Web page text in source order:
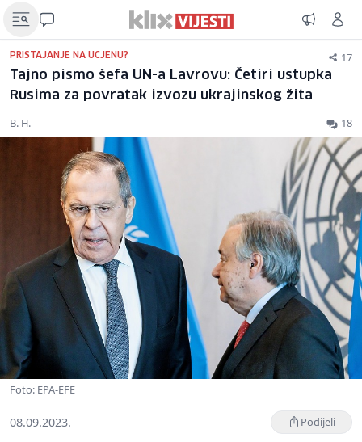
PRISTAJANJE NA UCJENU? 17
Tajno pismo šefa UN-a Lavrovu: Četiri ustupka
Rusima za povratak izvozu ukrajinskog žita
B. H. 18
Foto: EPA-EFE
08.09.2023. Podijeli